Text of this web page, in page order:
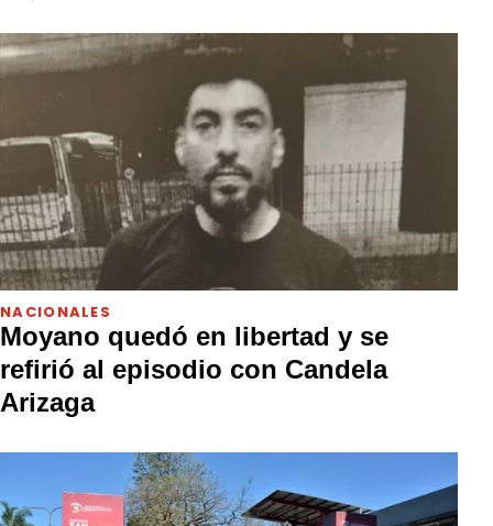
NACIONALES
Moyano quedó en libertad y se
refirió al episodio con Candela
Arizaga